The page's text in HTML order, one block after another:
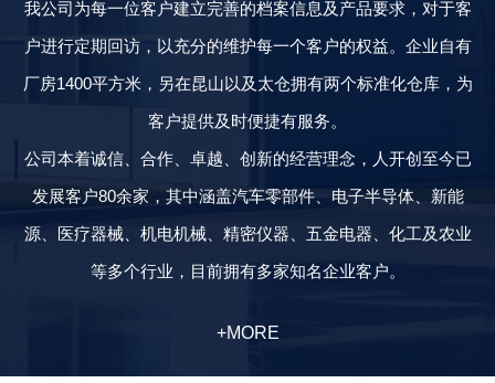
我公司为每一位客户建立完善的档案信息及产品要求，对于客
户进行定期回访，以充分的维护每一个客户的权益。企业自有
厂房1400平方米，另在昆山以及太仓拥有两个标准化仓库，为
客户提供及时便捷有服务。
公司本着诚信、合作、卓越、创新的经营理念，人开创至今已
发展客户80余家，其中涵盖汽车零部件、电子半导体、新能
源、医疗器械、机电机械、精密仪器、五金电器、化工及农业
等多个行业，目前拥有多家知名企业客户。
+MORE